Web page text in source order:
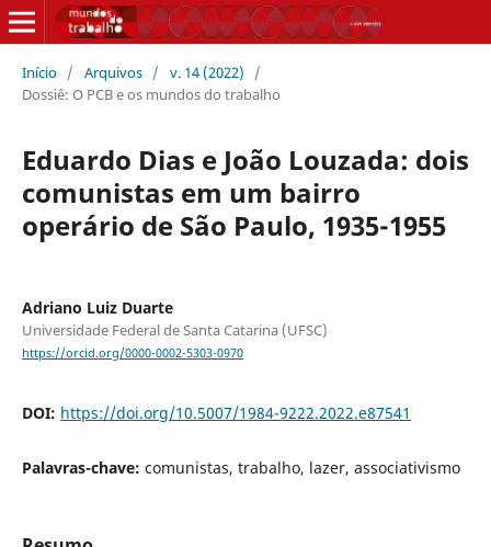
Início / Arquivos / v. 14 (2022)
/
Dossiê: O PCB e os mundos do trabalho
Eduardo Dias e João Louzada: dois
comunistas em um bairro
operário de São Paulo, 1935-1955
Adriano Luiz Duarte
Universidade Federal de Santa Catarina (UFSC)
https://orcid.org/0000-0002-5303-0970
DOI: https://doi.org/10.5007/1984-9222.2022.e87541
Palavras-chave: comunistas, trabalho, lazer, associativismo